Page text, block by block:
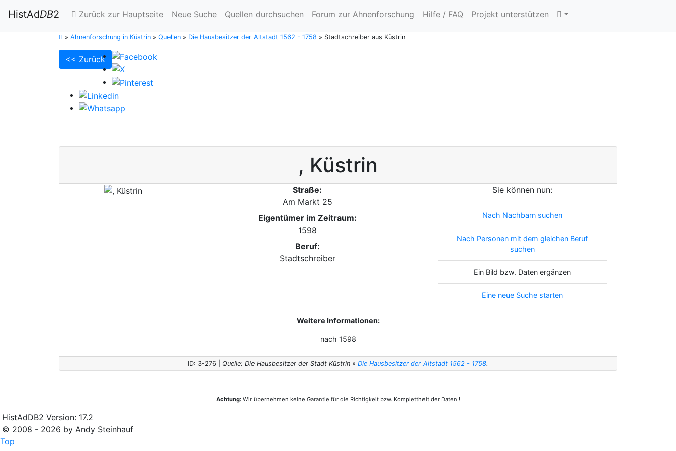
HistAdDB2 Zurück zur Hauptseite Neue Suche Quellen durchsuchen Forum zur Ahnenforschung Hilfe / FAQ Projekt unterstützen
» Ahnenforschung in Küstrin » Quellen » Die Hausbesitzer der Altstadt 1562 - 1758 » Stadtschreiber aus Küstrin
<< Zurück
, Küstrin
Straße:
Am Markt 25
Eigentümer im Zeitraum:
1598
Beruf:
Stadtschreiber
Sie können nun:
Nach Nachbarn suchen
Nach Personen mit dem gleichen Beruf
suchen
Ein Bild bzw. Daten ergänzen
Eine neue Suche starten
Weitere Informationen:
nach 1598
ID: 3-276 | Quelle: Die Hausbesitzer der Stadt Küstrin » Die Hausbesitzer der Altstadt 1562 - 1758.
Achtung:Wir übernehmen keine Garantie für die Richtigkeit bzw. Komplettheit der Daten !
HistAdDB2 Version: 17.2
© 2008 - 2026 by Andy Steinhauf
Top